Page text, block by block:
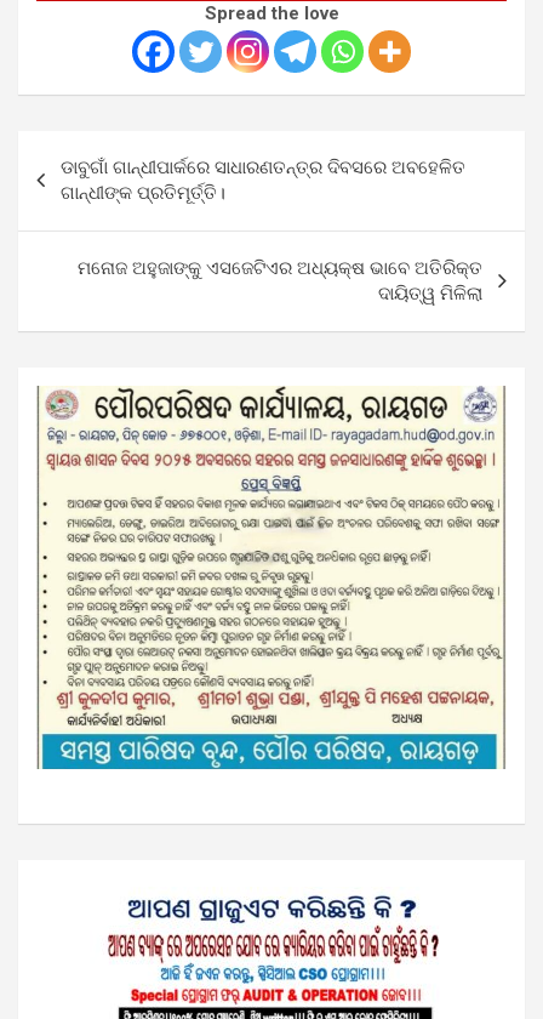
Spread the love
navigation
ଡାବୁଗାଁ ଗାନ୍ଧୀପାର୍କରେ ସାଧାରଣତନ୍ତ୍ର ଦିବସରେ ଅବହେଳିତ
ଗାନ୍ଧୀଙ୍କ ପ୍ରତିମୂର୍ତ୍ତି।
ମନୋଜ ଅହୁଜାଙ୍କୁ ଏସଜେଟିଏର ଅଧ୍ୟକ୍ଷ ଭାବେ ଅତିରିକ୍ତ
ଦାୟିତ୍ୱ ମିଳିଲା